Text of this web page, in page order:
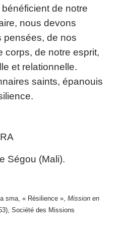
de notre
nous devons
pensées, de nos
corps, de notre esprit,
et relationnelle.
saints, épanouis
Ségou (Mali).
sma, « Résilience », Mission en
Société des Missions